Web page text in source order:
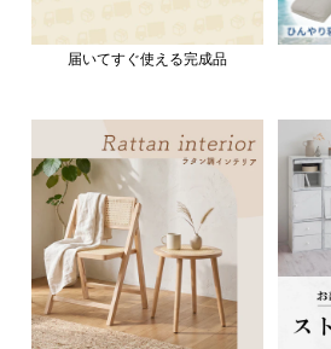
届いてすぐ使える完成品